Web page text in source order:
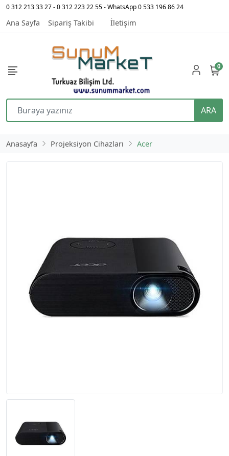
0 312 213 33 27 - 0 312 223 22 55 - WhatsApp 0 533 196 86 24
Ana Sayfa Sipariş Takibi İletişim
ARA
0
Anasayfa Projeksiyon Cihazları Acer